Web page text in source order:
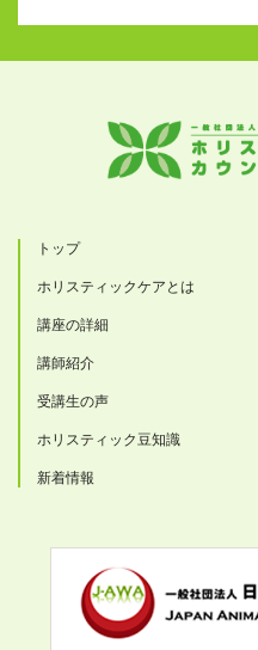
トップ
ホリスティックケアとは
講座の詳細
講師紹介
受講生の声
ホリスティック豆知識
新着情報